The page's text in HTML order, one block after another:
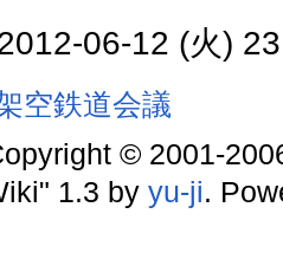
06-12 (火)
空鉄道会議
© 2001-
1.3 by yu-ji.